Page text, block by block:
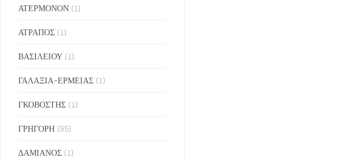
ΑΤΕΡΜΟΝΟΝ (1)
ΑΤΡΑΠΟΣ (1)
ΒΑΣΙΛΕΙΟΥ (1)
ΓΑΛΑΞΙΑ-ΕΡΜΕΙΑΣ (1)
ΓΚΟΒΟΣΤΗΣ (1)
ΓΡΗΓΟΡΗ (95)
ΔΑΜΙΑΝΟΣ (1)